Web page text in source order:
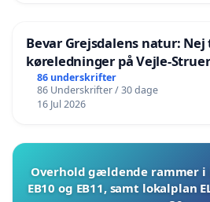
Bevar Grejsdalens natur: Nej
køreledninger på Vejle-
86 underskrifter
86 Underskrifter / 30 dage
16 Jul 2026
Overhold gældende rammer
EB10 og EB11, samt lokalplan